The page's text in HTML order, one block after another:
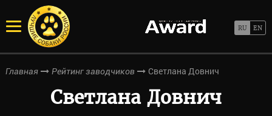
Главная Рейтинг заводчиков Светлана Довнич
Светлана Довнич